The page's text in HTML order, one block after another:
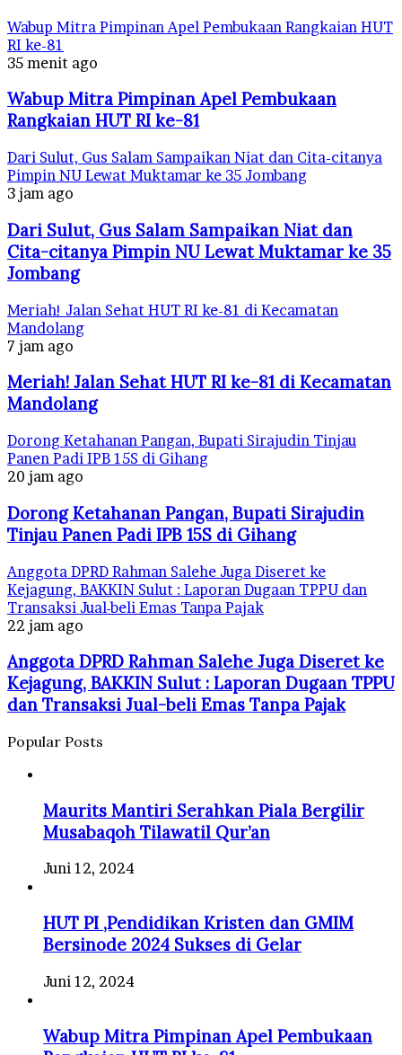
Wabup Mitra Pimpinan Apel Pembukaan Rangkaian HUT
RI ke-81
35 menit ago
Wabup Mitra Pimpinan Apel Pembukaan
Rangkaian HUT RI ke-81
Dari Sulut, Gus Salam Sampaikan Niat dan Cita-citanya
Pimpin NU Lewat Muktamar ke 35 Jombang
3 jam ago
Dari Sulut, Gus Salam Sampaikan Niat dan
Cita-citanya Pimpin NU Lewat Muktamar ke 35
Jombang
Meriah! Jalan Sehat HUT RI ke-81 di Kecamatan
Mandolang
7 jam ago
Meriah! Jalan Sehat HUT RI ke-81 di Kecamatan
Mandolang
Dorong Ketahanan Pangan, Bupati Sirajudin Tinjau
Panen Padi IPB 15S di Gihang
20 jam ago
Dorong Ketahanan Pangan, Bupati Sirajudin
Tinjau Panen Padi IPB 15S di Gihang
Anggota DPRD Rahman Salehe Juga Diseret ke
Kejagung, BAKKIN Sulut : Laporan Dugaan TPPU dan
Transaksi Jual-beli Emas Tanpa Pajak
22 jam ago
Anggota DPRD Rahman Salehe Juga Diseret ke
Kejagung, BAKKIN Sulut : Laporan Dugaan TPPU
dan Transaksi Jual-beli Emas Tanpa Pajak
Popular Posts
Maurits Mantiri Serahkan Piala Bergilir
Musabaqoh Tilawatil Qur’an
Juni 12, 2024
HUT PI ,Pendidikan Kristen dan GMIM
Bersinode 2024 Sukses di Gelar
Juni 12, 2024
Wabup Mitra Pimpinan Apel Pembukaan